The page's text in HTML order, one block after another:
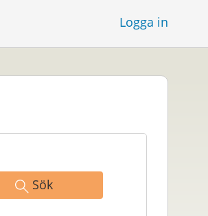
Logga in
Sök